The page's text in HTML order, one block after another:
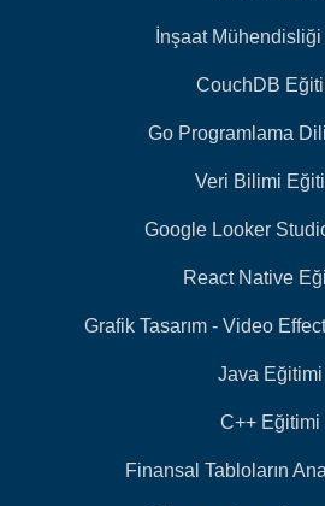
İnşaat
CouchDB
Go Programlama
Veri Bilimi
Google Looker
React Native
Grafik Tasarım - Video
Java Eğitimi
C++ Eğitimi
Finansal Tabloların